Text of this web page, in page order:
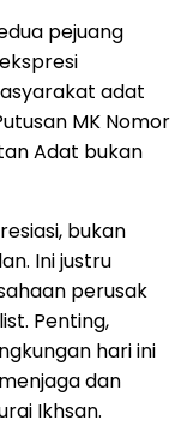
pejuang
adat
MK Nomor
Adat bukan
bukan
Ini justru
perusak
Penting,
hari ini
dan
Ikhsan.